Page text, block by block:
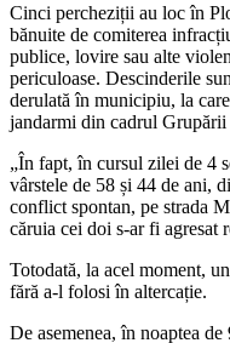
Cinci percheziții au loc în
bănuite de comiterea
publice, lovire sau alte
periculoase. Descinderile
derulată în municipiu, la
jandarmi din cadrul
„În fapt, în cursul zilei de 4
vârstele de 58 și 44 de ani,
conflict spontan, pe strada
căruia cei doi s-ar fi agresat
Totodată, la acel moment,
fără a-l folosi în altercație.
De asemenea, în noaptea